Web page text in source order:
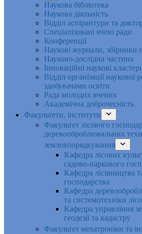
Наукова бібліотека
Наукова діяльність
Відділ аспірантури та
Спеціалізовані вчені ради
Конференції
Наукові журнали, збірники
Науково-дослідна частина
Інноваційні наукові
Відділ організації
здобувачами освіти
Рада молодих вчених
Академічна доброчесність
Факультети, інститути
Факультет лісового
деревооброблювальних
землевпорядкування
Кафедра лісових
садово-паркового
Кафедра лісівництва
господарства
Кафедра
та системотехніки
Кафедра управління
геодезії та кадастру
Факультет мехатроніки та